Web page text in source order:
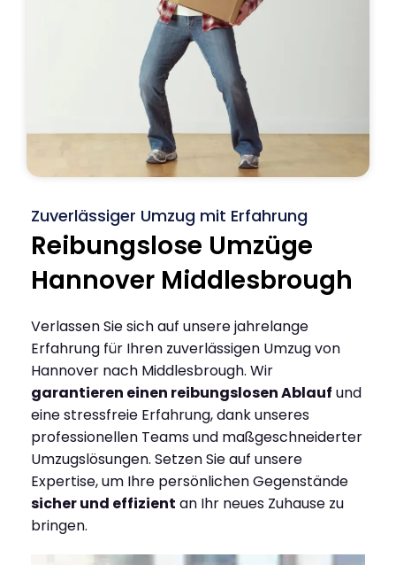
Zuverlässiger Umzug mit Erfahrung
Reibungslose Umzüge
Hannover Middlesbrough
Verlassen Sie sich auf unsere jahrelange
Erfahrung für Ihren zuverlässigen Umzug von
Hannover nach Middlesbrough. Wir
garantieren einen reibungslosen Ablauf und
eine stressfreie Erfahrung, dank unseres
professionellen Teams und maßgeschneiderter
Umzugslösungen. Setzen Sie auf unsere
Expertise, um Ihre persönlichen Gegenstände
sicher und effizient an Ihr neues Zuhause zu
bringen.